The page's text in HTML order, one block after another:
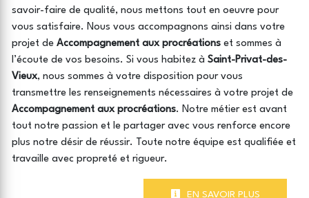
savoir-faire de qualité, nous mettons tout en oeuvre pour
vous satisfaire. Nous vous accompagnons ainsi dans votre
projet de Accompagnement aux procréations et sommes à
l’écoute de vos besoins. Si vous habitez à Saint-Privat-des-
Vieux, nous sommes à votre disposition pour vous
transmettre les renseignements nécessaires à votre projet de
Accompagnement aux procréations. Notre métier est avant
tout notre passion et le partager avec vous renforce encore
plus notre désir de réussir. Toute notre équipe est qualifiée et
travaille avec propreté et rigueur.
EN SAVOIR PLUS